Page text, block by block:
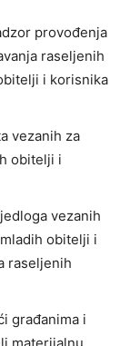
provođenja
raseljenih
i korisnika
vezanih za
obitelji i
vezanih
obitelji i
raseljenih
građanima i